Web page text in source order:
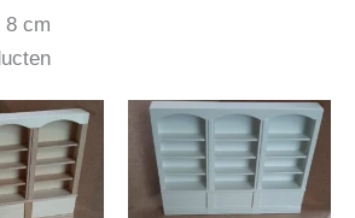
8 cm